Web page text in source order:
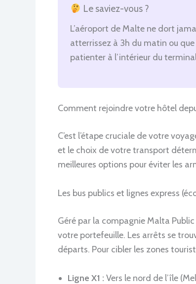
Le saviez-vous ?
L’aéroport de Malte ne dort
atterrissez à 3h du matin ou
patienter à l’intérieur du
Comment rejoindre votre hôtel
C’est l’étape cruciale de votre
et le choix de votre transport
meilleures options pour éviter les
Les bus publics et lignes express
Géré par la compagnie Malta
votre portefeuille. Les arrêts se
départs. Pour cibler les zones
Ligne X1 : Vers le nord de l’île